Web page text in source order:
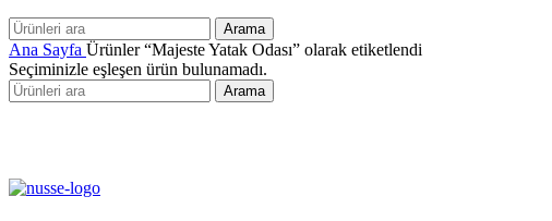
Arama
Ana Sayfa Ürünler “Majeste Yatak Odası” olarak etiketlendi
Seçiminizle eşleşen ürün bulunamadı.
Arama